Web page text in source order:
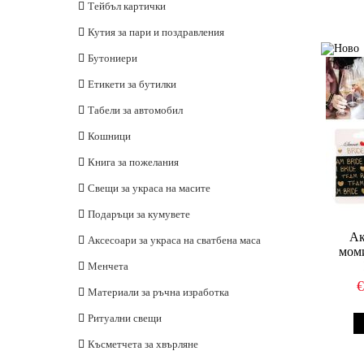
Шнурове за мартеници
Опаковани мартеници
Матераили за ръчна изработка
Пръстени
Неопаковани
Мартеници от жива вълна
Мартеници 2017
За закичване
Гривни
Сувенири
Офис мартеници
Битови мартеници
Детски мартеници
Гривни от жива вълна
Гривни за връзване
Луксозни гривни
Неопаковани мартеници
Опаковани мартеници
Мартеници за закачване
Ръчно плетени гривни
Пръстени и колиета
Офис мартеници
Автомобилни мартеници
Пана и сувенири
Подаръчни бутилки
Кутий и стелажи за бутилки
Етикети за бутилки
Аксесоари
Чашии от стъкло
Стъклени съдове с канелки
Машини за затваряне
Филтриращи машини
Капачки за буркани и бурканчета
Метални капачки за бутилки
Тейбъл картички
Кутия за пари и поздравления
Бутониери
Етикети за бутилки
Табели за автомобил
Кошници
Книга за пожелания
Свещи за украса на масите
Подаръци за кумувете
Аксесоари за украса на сватбена маса
Менчета
Материали за ръчна изработка
Ритуални свещи
Късметчета за хвърляне